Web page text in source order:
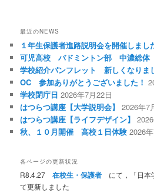
最近のNEWS
１年生保護者進路説明会を開催しまし
可児高校 バドミントン部 中濃総体
学校紹介パンフレット 新しくなりま
OC 参加ありがとうございました！
学校閉庁日 2026年7月22日
はつらつ講座【大学説明会】 2026年7
はつらつ講座【ライフデザイン】
秋、１０月開催 高校１日体験 2026
各ページの更新状況
R8.4.27在校生・保護者 にて，「日本
て更新しました